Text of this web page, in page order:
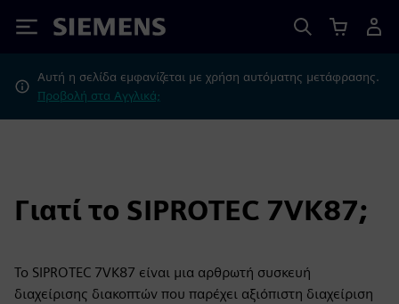
Siemens
Αυτή η σελίδα εμφανίζεται με χρήση αυτόματης μετάφρασης.
Προβολή στα Αγγλικά;
Γιατί το SIPROTEC 7VK87;
Το SIPROTEC 7VK87 είναι μια αρθρωτή συσκευή
διαχείρισης διακοπτών που παρέχει αξιόπιστη διαχείριση